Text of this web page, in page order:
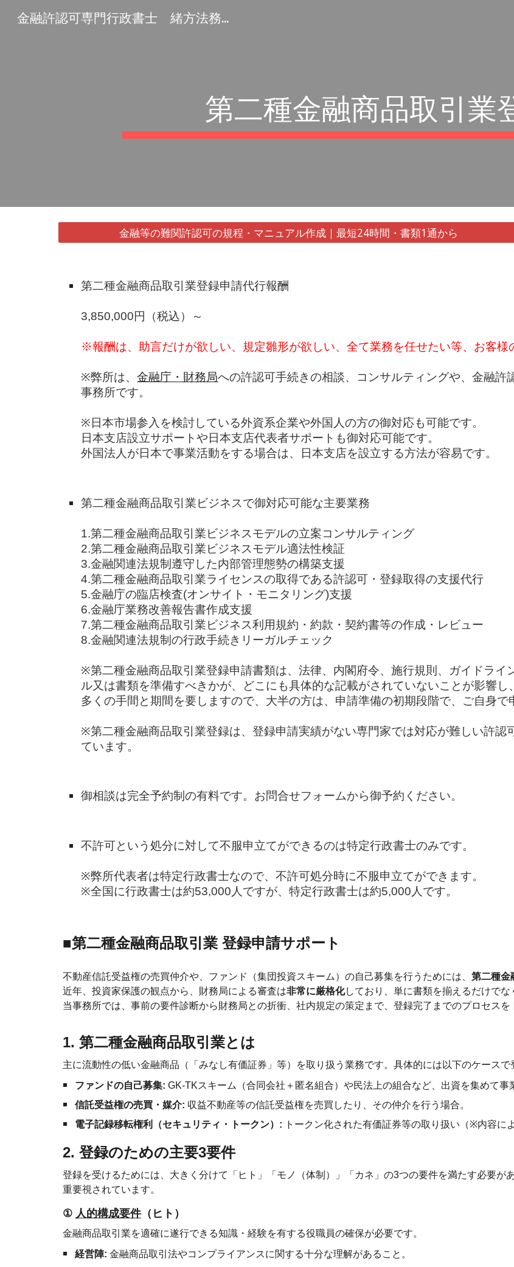
金融許認可専門行政書士 緒方法務事務所
第二種金融商品取引業
金融等の難関許認可の規程・マニュアル作成｜最短24時間・書類1通から
第二種金融商品取引業登録申請代行報酬
3,850,000円（税込）～
※報酬は、助言だけが欲しい、規定雛形が欲しい、全て業務を任せたい等、お客様
※弊所は、金融庁・財務局への許認可手続きの相談、コンサルティングや、金融
事務所です。
※日本市場参入を検討している外資系企業や外国人の方の御対応も可能です。
日本支店設立サポートや日本支店代表者サポートも御対応可能です。
外国法人が日本で事業活動をする場合は、日本支店を設立する方法が容易です。
第二種金融商品取引業ビジネスで御対応可能な主要業務
1.第二種金融商品取引業ビジネスモデルの立案コンサルティング
2.第二種金融商品取引業ビジネスモデル適法性検証
3.金融関連法規制遵守した内部管理態勢の構築支援
4.第二種金融商品取引業ライセンスの取得である許認可・登録取得の支援代行
5.金融庁の臨店検査(オンサイト・モニタリング)支援
6.金融庁業務改善報告書作成支援
7.第二種金融商品取引業ビジネス利用規約・約款・契約書等の作成・レビュー
8.金融関連法規制の行政手続きリーガルチェック
※第二種金融商品取引業登録申請書類は、法律、内閣府令、施行規則、ガイドライ
ル又は書類を準備すべきかが、どこにも具体的な記載がされていないことが影響し
多くの手間と期間を要しますので、大半の方は、申請準備の初期段階で、ご自身で
※第二種金融商品取引業登録は、登録申請実績がない専門家では対応が難しい許認
ています。
御相談は完全予約制の有料です。お問合せフォームから御予約ください。
不許可という処分に対して不服申立てができるのは特定行政書士のみです。
※弊所代表者は特定行政書士なので、不許可処分時に不服申立てができます。
※全国に行政書士は約53,000人ですが、特定行政書士は約5,000人です。
■第二種金融商品取引業 登録申請サポート
不動産信託受益権の売買仲介や、ファンド（集団投資スキーム）の自己募集を行うためには、 第二種金
近年、投資家保護の観点から、財務局による審査は非常に厳格化しており、単に書類を揃えるだけでな
当事務所では、事前の要件診断から財務局との折衝、社内規定の策定まで、登録完了までのプロセスを
1. 第二種金融商品取引業とは
主に流動性の低い金融商品（「みなし有価証券」等）を取り扱う業務です。具体的には以下のケースで
ファンドの自己募集: GK-TKスキーム（合同会社＋匿名組合）や民法上の組合など、出資を集めて事
信託受益権の売買・媒介: 収益不動産等の信託受益権を売買したり、その仲介を行う場合。
電子記録移転権利（セキュリティ・トークン）: トークン化された有価証券等の取り扱い（※内容に
2. 登録のための主要3要件
登録を受けるためには、大きく分けて「ヒト」「モノ（体制）」「カネ」の3つの要件を満たす必要が
重要視されています。
① 人的構成要件（ヒト）
金融商品取引業を適確に遂行できる知識・経験を有する役職員の確保が必要です。
経営陣: 金融商品取引法やコンプライアンスに関する十分な理解があること。